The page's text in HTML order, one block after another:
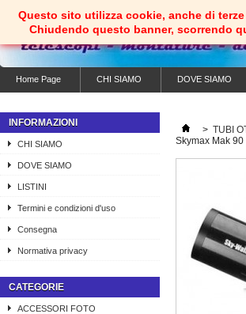
Home Page CHI SIAMO DOVE SIAMO
INFORMAZIONI
CHI SIAMO
DOVE SIAMO
LISTINI
Termini e condizioni d'uso
Consegna
Normativa privacy
CATEGORIE
ACCESSORI FOTO
> TUBI
Skymax Mak 90
Questo sito utilizza cookie, anche di
Chiudendo questo banner, scorrendo